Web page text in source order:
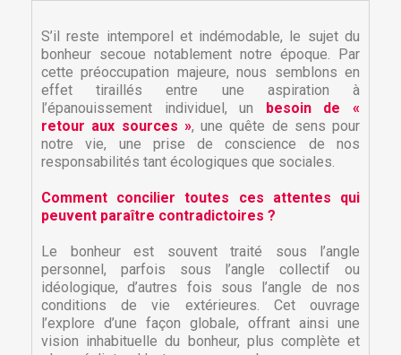
S’il reste intemporel et indémodable, le sujet du
bonheur secoue notablement notre époque. Par
cette préoccupation majeure, nous semblons en
effet tiraillés entre une aspiration à
l’épanouissement individuel, un besoin de «
retour aux sources », une quête de sens pour
notre vie, une prise de conscience de nos
responsabilités tant écologiques que sociales.
Comment concilier toutes ces attentes qui
peuvent paraître contradictoires ?
Le bonheur est souvent traité sous l’angle
personnel, parfois sous l’angle collectif ou
idéologique, d’autres fois sous l’angle de nos
conditions de vie extérieures. Cet ouvrage
l’explore d’une façon globale, offrant ainsi une
vision inhabituelle du bonheur, plus complète et